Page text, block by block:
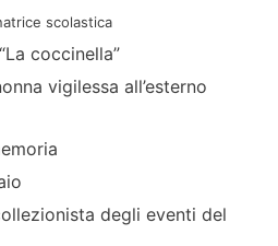
scolastica
coccinella”
vigilessa all’esterno
degli eventi del